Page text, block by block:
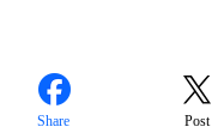
Share Post